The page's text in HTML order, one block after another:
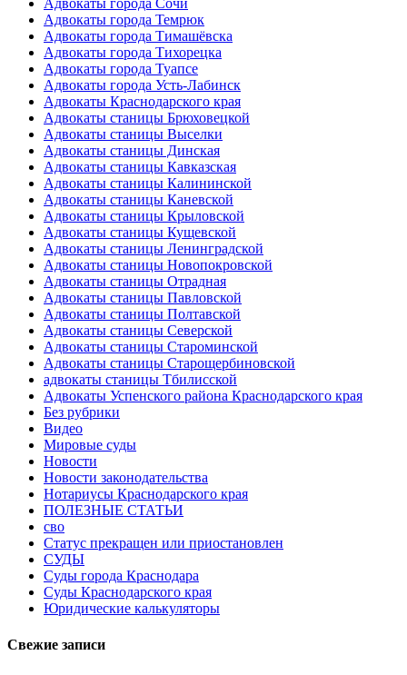
Адвокаты города Сочи
Адвокаты города Темрюк
Адвокаты города Тимашёвска
Адвокаты города Тихорецка
Адвокаты города Туапсе
Адвокаты города Усть-Лабинск
Адвокаты Краснодарского края
Адвокаты станицы Брюховецкой
Адвокаты станицы Выселки
Адвокаты станицы Динская
Адвокаты станицы Кавказская
Адвокаты станицы Калининской
Адвокаты станицы Каневской
Адвокаты станицы Крыловской
Адвокаты станицы Кущевской
Адвокаты станицы Ленинградской
Адвокаты станицы Новопокровской
Адвокаты станицы Отрадная
Адвокаты станицы Павловской
Адвокаты станицы Полтавской
Адвокаты станицы Северской
Адвокаты станицы Староминской
Адвокаты станицы Старощербиновской
адвокаты станицы Тбилисской
Адвокаты Успенского района Краснодарского края
Без рубрики
Видео
Мировые суды
Новости
Новости законодательства
Нотариусы Краснодарского края
ПОЛЕЗНЫЕ СТАТЬИ
сво
Статус прекращен или приостановлен
СУДЫ
Суды города Краснодара
Суды Краснодарского края
Юридические калькуляторы
Свежие записи